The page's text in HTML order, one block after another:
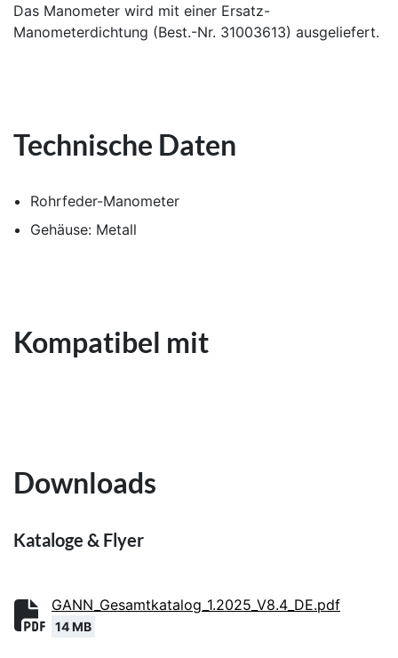
Das Manometer wird mit einer Ersatz-
Manometerdichtung (Best.-Nr. 31003613) ausgeliefert.
Technische Daten
Rohrfeder-Manometer
Gehäuse: Metall
Kompatibel mit
Downloads
Kataloge & Flyer
GANN_Gesamtkatalog_1.2025_V8.4_DE.pdf
14 MB